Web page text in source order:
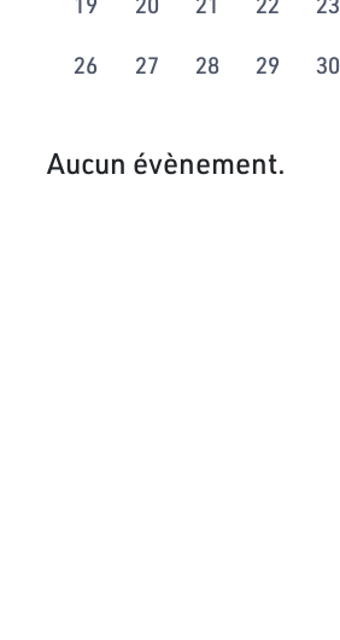
26 27 28 29 30
Aucun évènement.